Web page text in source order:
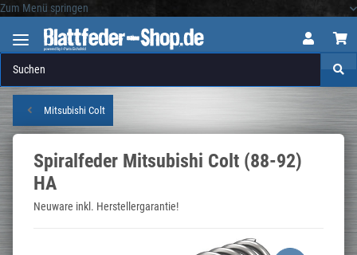
Zum Menü springen
Mitsubishi Colt
Spiralfeder Mitsubishi Colt (88-92)
HA
Neuware inkl. Herstellergarantie!